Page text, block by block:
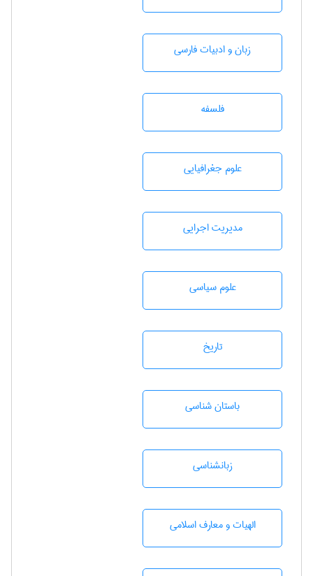
زبان و ادبيات فارسی
فلسفه
علوم جغرافيايی
مديريت اجرايی
علوم سياسی
تاريخ
باستان شناسی
زبانشناسی
الهیات و معارف اسلامی